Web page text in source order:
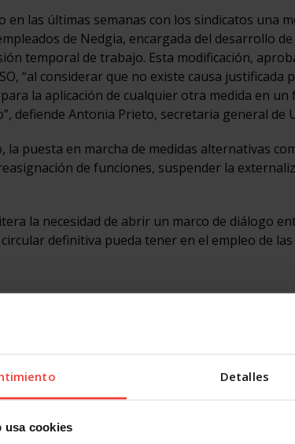
Detalles
usa cookies
en las últimas semanas con los sindicatos una
de Nedgia, encargada del desarrollo
temporal de trabajo. Esta modificación,
“al considerar que no existe causa justificada
la aplicación de cualquier otra medida en
defiende Antonia Prieto, secretaria general de
la puesta en marcha de medidas alternativas
de funciones, suspender la
la necesidad de abrir un marco de diálogo
definitiva pueda tener en el empleo de